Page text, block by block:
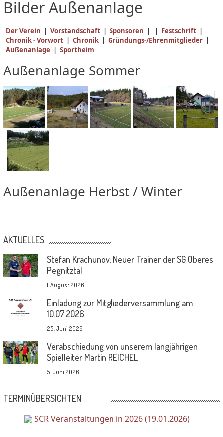
Bilder Außenanlage
Der Verein | Vorstandschaft| Sponsoren | | Festschrift|
Chronik - Vorwort| Chronik| Gründungs-/Ehrenmitglieder|
Außenanlage | Sportheim
Außenanlage Sommer
Außenanlage Herbst / Winter
AKTUELLES
Stefan Krachunov: Neuer Trainer der SG Oberes
Pegnitztal
1. August 2026
Einladung zur Mitgliederversammlung am
10.07.2026
25. Juni 2026
Verabschiedung von unserem langjährigen
Spielleiter Martin REICHEL
5. Juni 2026
TERMINÜBERSICHTEN
SCR Veranstaltungen in 2026 (19.01.2026)